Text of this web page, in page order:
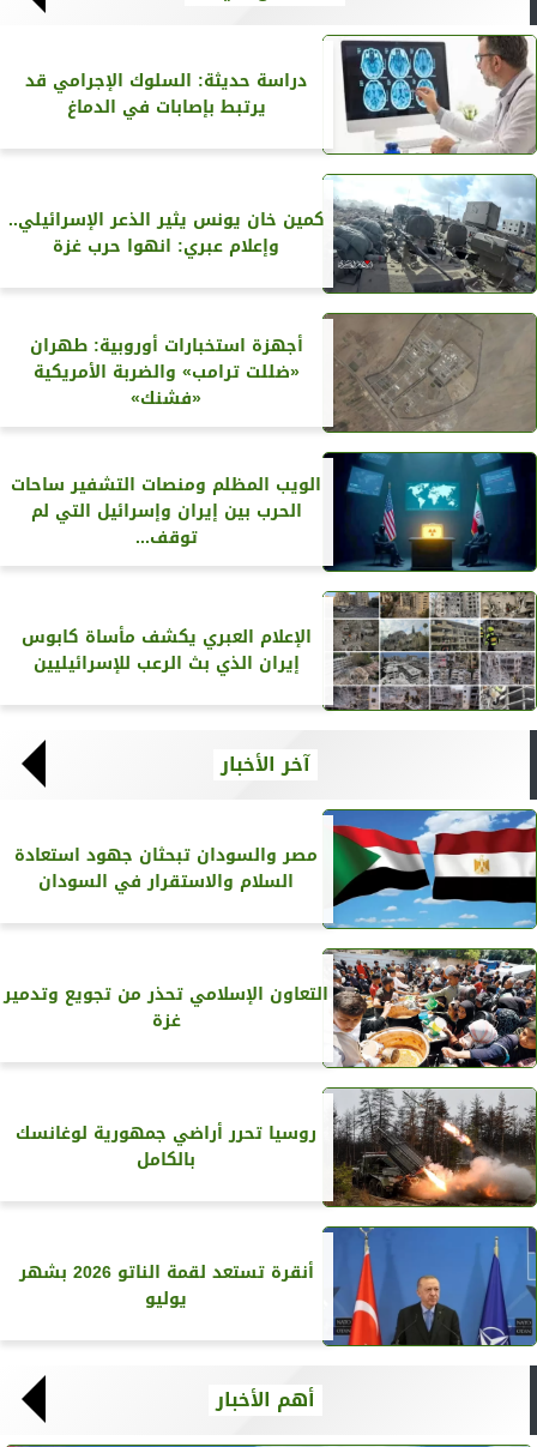
دراسة حديثة: السلوك الإجرامي قد
يرتبط بإصابات في الدماغ
كمين خان يونس يثير الذعر الإسرائيلي..
وإعلام عبري: انهوا حرب غزة
أجهزة استخبارات أوروبية: طهران
«ضللت ترامب» والضربة الأمريكية
«فشنك»
الويب المظلم ومنصات التشفير ساحات
الحرب بين إيران وإسرائيل التي لم
توقف...
الإعلام العبري يكشف مأساة كابوس
إيران الذي بث الرعب للإسرائيليين
آخر الأخبار
مصر والسودان تبحثان جهود استعادة
السلام والاستقرار في السودان
التعاون الإسلامي تحذر من تجويع وتدمير
غزة
روسيا تحرر أراضي جمهورية لوغانسك
بالكامل
أنقرة تستعد لقمة الناتو 2026 بشهر
يوليو
أهم الأخبار